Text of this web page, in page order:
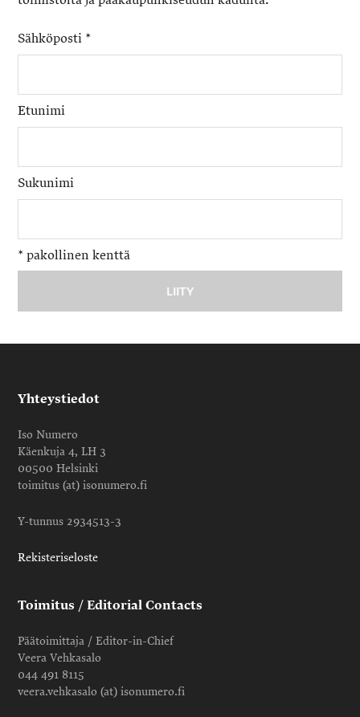
Sähköposti *
Etunimi
Sukunimi
* pakollinen kenttä
Yhteystiedot
Iso Numero
Käenkuja 4, LH 3
00500 Helsinki
toimitus (at) isonumero.fi
Y-tunnus 2934513-3
Rekisteriseloste
Toimitus / Editorial Contacts
Päätoimittaja / Editor-in-Chief
Veera Vehkasalo
044 491 8115
veera.vehkasalo (at) isonumero.fi